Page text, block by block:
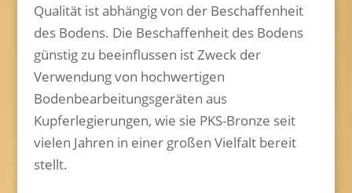
Qualität ist abhängig von der Beschaffenheit
des Bodens. Die Beschaffenheit des Bodens
günstig zu beeinflussen ist Zweck der
Verwendung von hochwertigen
Bodenbearbeitungsgeräten aus
Kupferlegierungen, wie sie PKS-Bronze seit
vielen Jahren in einer großen Vielfalt bereit
stellt.